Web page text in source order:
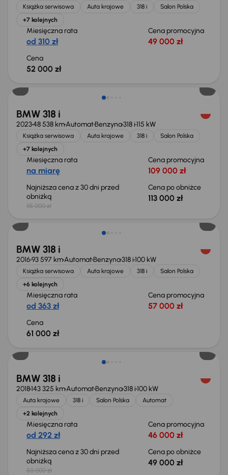
Książka serwisowa Auta krajowe 318 i
Salon Polska
+7 kolejnych
Miesięczna rata
od 310 zł
Cena promocyjna
49 000 zł
Cena
52 000 zł
Taniej o 2 000 zł
BMW 318 i
202348 538 kmAutomatBenzyna318 i115 kW
Książka serwisowa Auta krajowe 318 i
Salon Polska
+7 kolejnych
Miesięczna rata
na miarę
Cena promocyjna
109 000 zł
Najniższa cena z 30 dni przed
obniżką
115 000 zł
Cena po obniżce
113 000 zł
BMW 318 i
201693 597 kmAutomatBenzyna318 i100 kW
Książka serwisowa Auta krajowe 318 i
Salon Polska
+6 kolejnych
Miesięczna rata
od 363 zł
Cena promocyjna
57 000 zł
Cena
61 000 zł
Taniej o 1 000 zł
BMW 318 i
2018143 325 kmAutomatBenzyna318 i100 kW
Auta krajowe 318 i Salon Polska
Automat
+2 kolejnych
Miesięczna rata
od 292 zł
Cena promocyjna
46 000 zł
Najniższa cena z 30 dni przed
obniżką
50 000 zł
Cena po obniżce
49 000 zł